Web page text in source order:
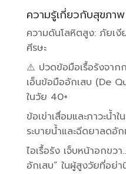
ความรู้เกี่ยวกับสุขภาพ
ความดันโลหิตสูง: ภัยเ
ศีรษะ
⚠️ ปวดข้อมือเรื้อรังจาก
เอ็นข้อมืออักเสบ (De
ในวัย 40+
ข้อเข่าเสื่อมและภาวะน้ำ
ระบายน้ำและฉีดยาลด
ไอเรื้อรัง เจ็บหน้าอกข
อักเสบ” ในผู้สูงวัยที่อย่า